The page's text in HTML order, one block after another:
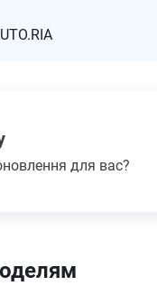
для вас?